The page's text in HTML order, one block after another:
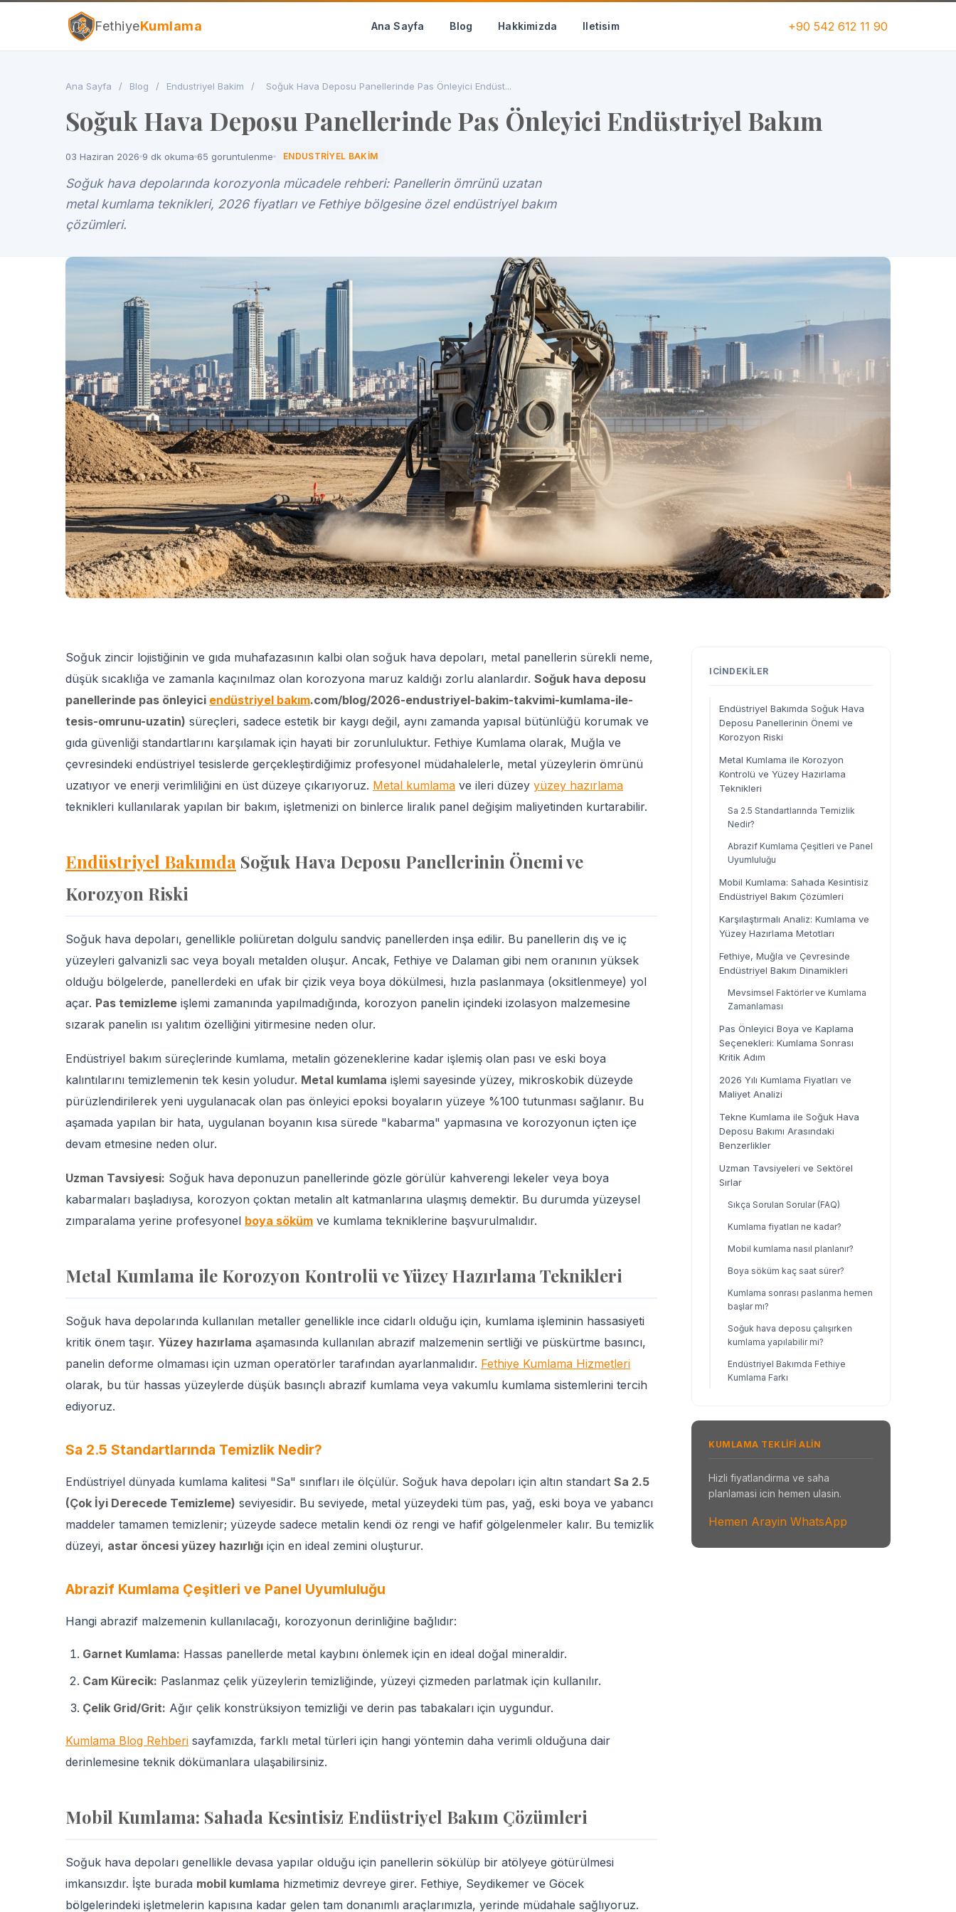
FethiyeKumlama Ana Sayfa Blog Hakkimizda Iletisim +90 542 612 11 90
Ana Sayfa / Blog / Endustriyel Bakim / Soğuk Hava Deposu Panellerinde Pas Önleyici Endüst...
Soğuk Hava Deposu Panellerinde Pas Önleyici Endüstriyel Bakım
03 Haziran 2026 9 dk okuma 65 goruntulenme ENDUSTRIYEL BAKIM
Soğuk hava depolarında korozyonla mücadele rehberi: Panellerin ömrünü uzatan
metal kumlama teknikleri, 2026 fiyatları ve Fethiye bölgesine özel endüstriyel bakım
çözümleri.
Soğuk zincir lojistiğinin ve gıda muhafazasının kalbi olan soğuk hava depoları, metal panellerin sürekli neme,
düşük sıcaklığa ve zamanla kaçınılmaz olan korozyona maruz kaldığı zorlu alanlardır. Soğuk hava deposu
panellerinde pas önleyici endüstriyel bakım.com/blog/2026-endustriyel-bakim-takvimi-kumlama-ile-
tesis-omrunu-uzatin) süreçleri, sadece estetik bir kaygı değil, aynı zamanda yapısal bütünlüğü korumak ve
gıda güvenliği standartlarını karşılamak için hayati bir zorunluluktur. Fethiye Kumlama olarak, Muğla ve
çevresindeki endüstriyel tesislerde gerçekleştirdiğimiz profesyonel müdahalelerle, metal yüzeylerin ömrünü
uzatıyor ve enerji verimliliğini en üst düzeye çıkarıyoruz. Metal kumlama ve ileri düzey yüzey hazırlama
teknikleri kullanılarak yapılan bir bakım, işletmenizi on binlerce liralık panel değişim maliyetinden kurtarabilir.
Endüstriyel Bakımda Soğuk Hava Deposu Panellerinin Önemi ve
Korozyon Riski
Soğuk hava depoları, genellikle poliüretan dolgulu sandviç panellerden inşa edilir. Bu panellerin dış ve iç
yüzeyleri galvanizli sac veya boyalı metalden oluşur. Ancak, Fethiye ve Dalaman gibi nem oranının yüksek
olduğu bölgelerde, panellerdeki en ufak bir çizik veya boya dökülmesi, hızla paslanmaya (oksitlenmeye) yol
açar. Pas temizleme işlemi zamanında yapılmadığında, korozyon panelin içindeki izolasyon malzemesine
sızarak panelin ısı yalıtım özelliğini yitirmesine neden olur.
Endüstriyel bakım süreçlerinde kumlama, metalin gözeneklerine kadar işlemiş olan pası ve eski boya
kalıntılarını temizlemenin tek kesin yoludur. Metal kumlama işlemi sayesinde yüzey, mikroskobik düzeyde
pürüzlendirilerek yeni uygulanacak olan pas önleyici epoksi boyaların yüzeye %100 tutunması sağlanır. Bu
aşamada yapılan bir hata, uygulanan boyanın kısa sürede "kabarma" yapmasına ve korozyonun içten içe
devam etmesine neden olur.
Uzman Tavsiyesi: Soğuk hava deponuzun panellerinde gözle görülür kahverengi lekeler veya boya
kabarmaları başladıysa, korozyon çoktan metalin alt katmanlarına ulaşmış demektir. Bu durumda yüzeysel
zımparalama yerine profesyonel boya söküm ve kumlama tekniklerine başvurulmalıdır.
Metal Kumlama ile Korozyon Kontrolü ve Yüzey Hazırlama Teknikleri
Soğuk hava depolarında kullanılan metaller genellikle ince cidarlı olduğu için, kumlama işleminin hassasiyeti
kritik önem taşır. Yüzey hazırlama aşamasında kullanılan abrazif malzemenin sertliği ve püskürtme basıncı,
panelin deforme olmaması için uzman operatörler tarafından ayarlanmalıdır. Fethiye Kumlama Hizmetleri
olarak, bu tür hassas yüzeylerde düşük basınçlı abrazif kumlama veya vakumlu kumlama sistemlerini tercih
ediyoruz.
Sa 2.5 Standartlarında Temizlik Nedir?
Endüstriyel dünyada kumlama kalitesi "Sa" sınıfları ile ölçülür. Soğuk hava depoları için altın standart Sa 2.5
(Çok İyi Derecede Temizleme) seviyesidir. Bu seviyede, metal yüzeydeki tüm pas, yağ, eski boya ve yabancı
maddeler tamamen temizlenir; yüzeyde sadece metalin kendi öz rengi ve hafif gölgelenmeler kalır. Bu temizlik
düzeyi, astar öncesi yüzey hazırlığı için en ideal zemini oluşturur.
Abrazif Kumlama Çeşitleri ve Panel Uyumluluğu
Hangi abrazif malzemenin kullanılacağı, korozyonun derinliğine bağlıdır:
Garnet Kumlama: Hassas panellerde metal kaybını önlemek için en ideal doğal mineraldir.
Cam Kürecik: Paslanmaz çelik yüzeylerin temizliğinde, yüzeyi çizmeden parlatmak için kullanılır.
Çelik Grid/Grit: Ağır çelik konstrüksiyon temizliği ve derin pas tabakaları için uygundur.
Kumlama Blog Rehberi sayfamızda, farklı metal türleri için hangi yöntemin daha verimli olduğuna dair
derinlemesine teknik dökümanlara ulaşabilirsiniz.
Mobil Kumlama: Sahada Kesintisiz Endüstriyel Bakım Çözümleri
Soğuk hava depoları genellikle devasa yapılar olduğu için panellerin sökülüp bir atölyeye götürülmesi
imkansızdır. İşte burada mobil kumlama hizmetimiz devreye girer. Fethiye, Seydikemer ve Göcek
bölgelerindeki işletmelerin kapısına kadar gelen tam donanımlı araçlarımızla, yerinde müdahale sağlıyoruz.
ICINDEKILER
Endüstriyel Bakımda Soğuk Hava
Deposu Panellerinin Önemi ve
Korozyon Riski
Metal Kumlama ile Korozyon
Kontrolü ve Yüzey Hazırlama
Teknikleri
Sa 2.5 Standartlarında Temizlik
Nedir?
Abrazif Kumlama Çeşitleri ve Panel
Uyumluluğu
Mobil Kumlama: Sahada Kesintisiz
Endüstriyel Bakım Çözümleri
Karşılaştırmalı Analiz: Kumlama ve
Yüzey Hazırlama Metotları
Fethiye, Muğla ve Çevresinde
Endüstriyel Bakım Dinamikleri
Mevsimsel Faktörler ve Kumlama
Zamanlaması
Pas Önleyici Boya ve Kaplama
Seçenekleri: Kumlama Sonrası
Kritik Adım
2026 Yılı Kumlama Fiyatları ve
Maliyet Analizi
Tekne Kumlama ile Soğuk Hava
Deposu Bakımı Arasındaki
Benzerlikler
Uzman Tavsiyeleri ve Sektörel
Sırlar
Sıkça Sorulan Sorular (FAQ)
Kumlama fiyatları ne kadar?
Mobil kumlama nasıl planlanır?
Boya söküm kaç saat sürer?
Kumlama sonrası paslanma hemen
başlar mı?
Soğuk hava deposu çalışırken
kumlama yapılabilir mi?
Endüstriyel Bakımda Fethiye
Kumlama Farkı
KUMLAMA TEKLIFI ALIN
Hizli fiyatlandirma ve saha
planlamasi icin hemen ulasin.
Hemen Arayin WhatsApp